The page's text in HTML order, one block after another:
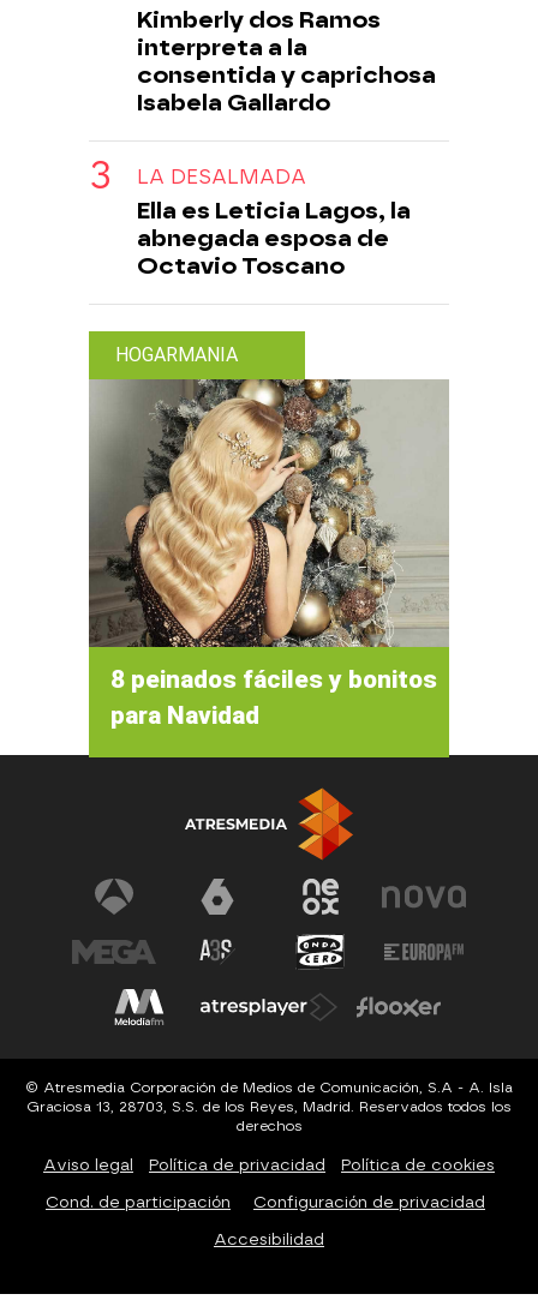
Kimberly dos Ramos
interpreta a la
consentida y caprichosa
Isabela Gallardo
LA DESALMADA
Ella es Leticia Lagos, la
abnegada esposa de
Octavio Toscano
HOGARMANIA
8 peinados fáciles y bonitos
para Navidad
© Atresmedia Corporación de Medios de Comunicación, S.A - A. Isla
Graciosa 13, 28703, S.S. de los Reyes, Madrid. Reservados todos los
derechos
Aviso legal Política de privacidad Política de cookies
Cond. de participación Configuración de privacidad
Accesibilidad